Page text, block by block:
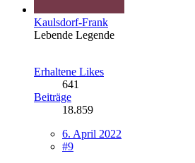
Kaulsdorf-Frank
Lebende Legende
Erhaltene Likes
641
Beiträge
18.859
6. April 2022
#9